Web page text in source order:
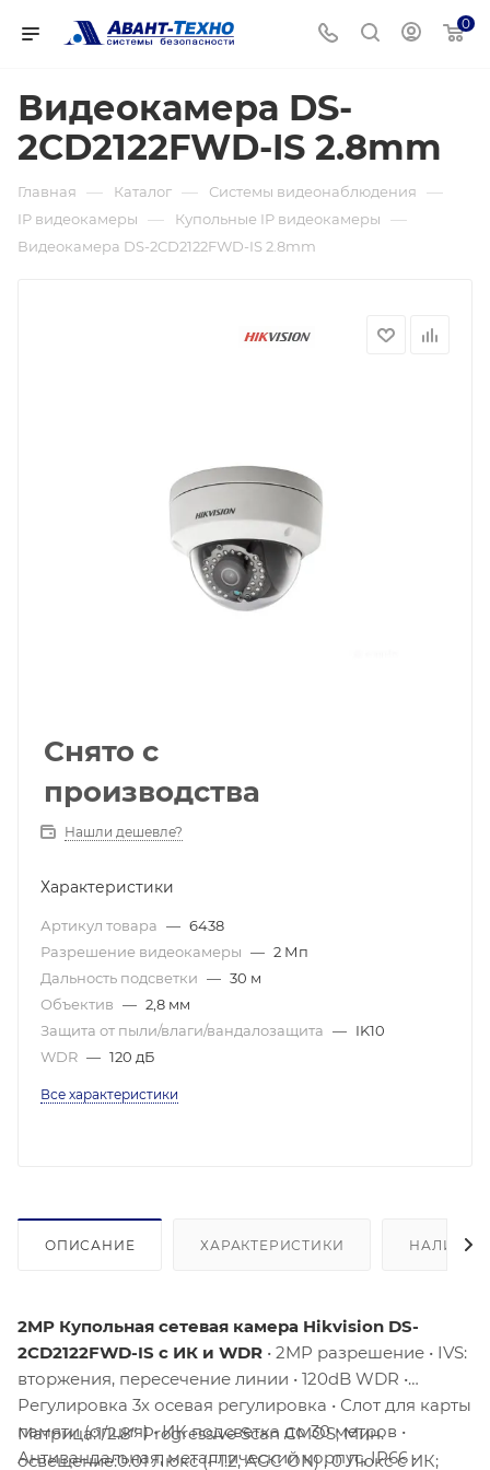
0
Видеокамера DS-
2CD2122FWD-IS 2.8mm
Главная — Каталог — Системы видеонаблюдения —
IP видеокамеры — Купольные IP видеокамеры —
Видеокамера DS-2CD2122FWD-IS 2.8mm
Снято с
производства
Нашли дешевле?
Характеристики
Артикул товара — 6438
Разрешение видеокамеры — 2 Мп
Дальность подсветки — 30 м
Объектив — 2,8 мм
Защита от пыли/влаги/вандалозащита — IK10
WDR — 120 дБ
Все характеристики
ОПИСАНИЕ ХАРАКТЕРИСТИКИ НАЛИЧИЕ
2MP Купольная сетевая камера Hikvision DS-
2CD2122FWD-IS с ИК и WDR • 2MP разрешение • IVS:
вторжения, пересечение линии • 120dB WDR •
Регулировка 3х осевая регулировка • Слот для карты
памяти (опция) • ИК подсветка до 30 метров •
Антивандальная, металлический корпус, IP66 •
Матрица:1/2.8” Progressive Scan CMOS; Мин.
освещение:0.01 Люкс (F1.2, AGC ON) , 0 Люкс с ИК;